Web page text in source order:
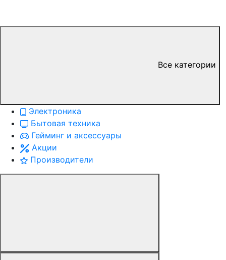
Все категории
Электроника
Бытовая техника
Гейминг и аксессуары
Акции
Производители